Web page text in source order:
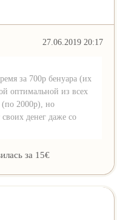
27.06.2019 20:17
за 700р бенуара (их
оптимальной из всех
(по 2000р), но
своих денег даже со
за 15€